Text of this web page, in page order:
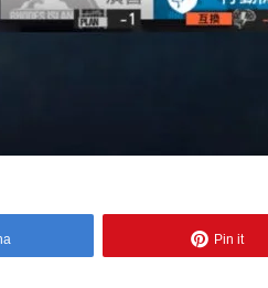
Pin it